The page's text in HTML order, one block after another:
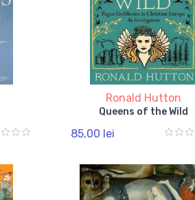
Ronald Hutton
Queens of the Wild
85,00 lei